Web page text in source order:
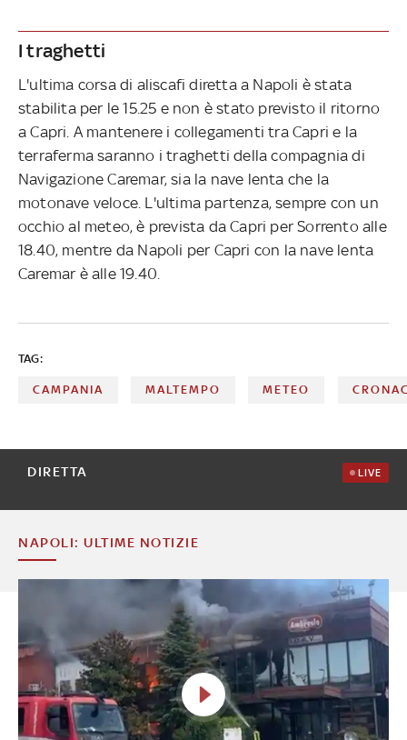
I traghetti
L'ultima corsa di aliscafi diretta a Napoli è stata
stabilita per le 15.25 e non è stato previsto il ritorno
a Capri. A mantenere i collegamenti tra Capri e la
terraferma saranno i traghetti della compagnia di
Navigazione Caremar, sia la nave lenta che la
motonave veloce. L'ultima partenza, sempre con un
occhio al meteo, è prevista da Capri per Sorrento alle
18.40, mentre da Napoli per Capri con la nave lenta
Caremar è alle 19.40.
TAG:
CAMPANIA MALTEMPO METEO
DIRETTA LIVE
NAPOLI: ULTIME NOTIZIE